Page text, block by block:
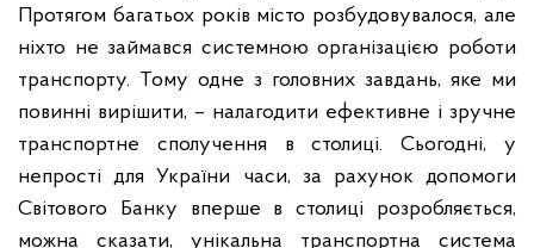
Протягом багатьох років місто розбудовувалося, але
ніхто не займався системною організацією роботи
транспорту. Тому одне з головних завдань, яке ми
повинні вирішити, – налагодити ефективне і зручне
транспортне сполучення в столиці. Сьогодні, у
непрості для України часи, за рахунок допомоги
Світового Банку вперше в столиці розробляється,
можна сказати, унікальна транспортна система